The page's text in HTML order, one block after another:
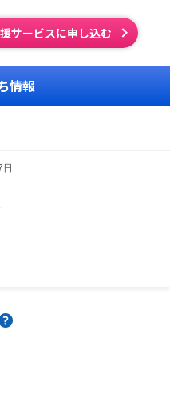
サービスに申し込む
情報